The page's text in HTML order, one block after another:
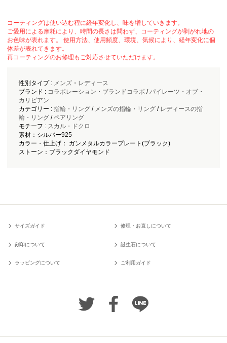
コーティングは使い込む程に経年変化し、味を増していきます。
ご愛用による摩耗により、時間の長さは問わず、コーティングが剥がれ地の
お色味が表れます。 使用方法、使用頻度、環境、気候により、経年変化に個
体差が表れてきます。
再コーティングのお修理もご対応させていただけます。
性別タイプ : メンズ・ レディース
ブランド : コラボレーション・ブランドコラボ / パイレーツ・オブ・
カリビアン
カテゴリー : 指輪・リング/ メンズの指輪・リング/ レディースの指
輪・リング/ペアリング
モチーフ : スカル・ドクロ
素材：シルバー925
カラー・仕上げ： ガンメタルカラープレート(ブラック)
ストーン：ブラックダイヤモンド
サイズガイド 修理・お直しについて
刻印について 誕生石について
ラッピングについて ご利用ガイド